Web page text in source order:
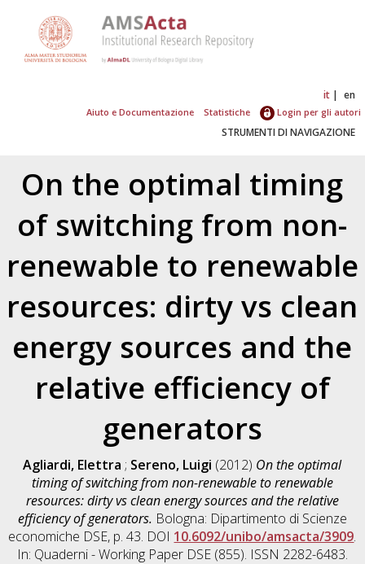
it en
Aiuto e Documentazione Statistiche Login per gli autori
STRUMENTI DI NAVIGAZIONE
On the optimal timing
of switching from non-
renewable to renewable
resources: dirty vs clean
energy sources and the
relative efficiency of
generators
Agliardi, Elettra; Sereno, Luigi (2012) On the optimal
timing of switching from non-renewable to renewable
resources: dirty vs clean energy sources and the relative
efficiency of generators. Bologna: Dipartimento di Scienze
economiche DSE, p. 43. DOI 10.6092/unibo/amsacta/3909.
In: Quaderni - Working Paper DSE (855). ISSN 2282-6483.